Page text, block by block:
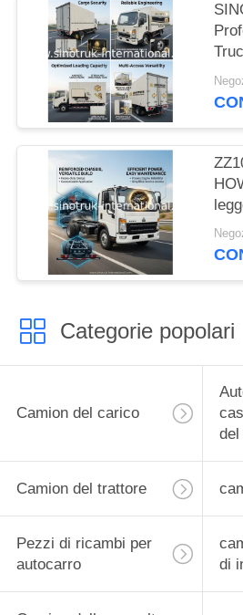
Categorie popolari
Camion del carico
del
Camion del trattore
Pezzi di ricambi per
autocarro
di